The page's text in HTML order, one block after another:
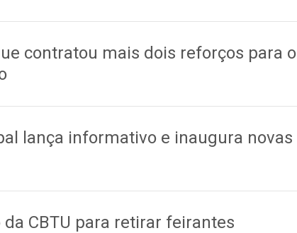
contratou mais dois reforços para o
lança informativo e inaugura novas
CBTU para retirar feirantes